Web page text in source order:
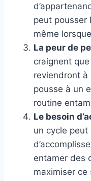
peut pousser
même
La peur de
craignent que
reviendront à
pousse à un
routine
Le besoin
un cycle
entamer des
maximiser ce